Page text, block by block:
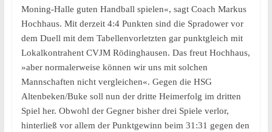
Moning-Halle guten Handball spielen«, sagt Coach Markus
Hochhaus. Mit derzeit 4:4 Punkten sind die Spradower vor
dem Duell mit dem Tabellenvorletzten gar punktgleich mit
Lokalkontrahent CVJM Rödinghausen. Das freut Hochhaus,
»aber normalerweise können wir uns mit solchen
Mannschaften nicht vergleichen«. Gegen die HSG
Altenbeken/Buke soll nun der dritte Heimerfolg im dritten
Spiel her. Obwohl der Gegner bisher drei Spiele verlor,
hinterließ vor allem der Punktgewinn beim 31:31 gegen den